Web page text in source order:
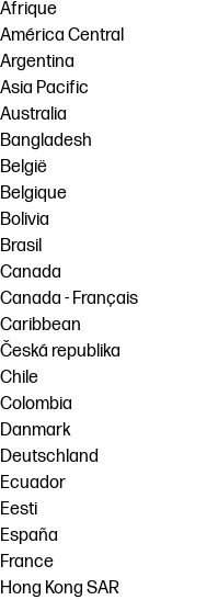
Afrique
América Central
Argentina
Asia Pacific
Australia
Bangladesh
België
Belgique
Bolivia
Brasil
Canada
Canada - Français
Caribbean
Česká republika
Chile
Colombia
Danmark
Deutschland
Ecuador
Eesti
España
France
Hong Kong SAR